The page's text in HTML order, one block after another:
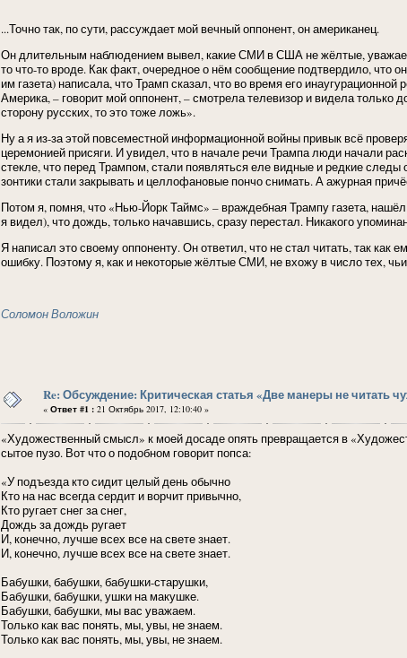
...Точно так, по сути, рассуждает мой вечный оппонент, он американец.
Он длительным наблюдением вывел, какие СМИ в США не жёлтые,
то что-то вроде. Как факт, очередное о нём сообщение подтвердило,
им газета) написала, что Трамп сказал, что во время его
Америка, – говорит мой оппонент, – смотрела телевизор и видела только
сторону русских, то это тоже ложь».
Ну а я из-за этой повсеместной информационной войны привык всё
церемонией присяги. И увидел, что в начале речи Трампа люди начали
стекле, что перед Трампом, стали появляться еле видные и редкие
зонтики стали закрывать и целлофановые пончо снимать. А ажурная
Потом я, помня, что «Нью-Йорк Таймс» – враждебная Трампу газета,
я видел), что дождь, только начавшись, сразу перестал. Никакого
Я написал это своему оппоненту. Он ответил, что не стал читать, так
ошибку. Поэтому я, как и некоторые жёлтые СМИ, не вхожу в число тех,
Соломон Воложин
Re: Обсуждение: Критическая статья «Две манеры не читать
« Ответ #1 : 21 Октябрь 2017, 12:10:40 »
«Художественный смысл» к моей досаде опять превращается в
сытое пузо. Вот что о подобном говорит попса:
«У подъезда кто сидит целый день обычно
Кто на нас всегда сердит и ворчит привычно,
Кто ругает снег за снег,
Дождь за дождь ругает
И, конечно, лучше всех все на свете знает.
И, конечно, лучше всех все на свете знает.
Бабушки, бабушки, бабушки-старушки,
Бабушки, бабушки, ушки на макушке.
Бабушки, бабушки, мы вас уважаем.
Только как вас понять, мы, увы, не знаем.
Только как вас понять, мы, увы, не знаем.